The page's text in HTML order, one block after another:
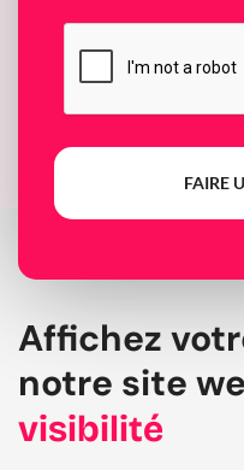
FAIRE
Affichez
notre site
visibilité